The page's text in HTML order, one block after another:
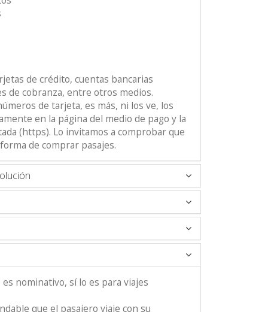
de crédito, cuentas bancarias
de cobranza, entre otros medios.
de tarjeta, es más, ni los ve, los
en la página del medio de pago y la
(https). Lo invitamos a comprobar que
de comprar pasajes.
nominativo, sí lo es para viajes
que el pasajero viaje con su